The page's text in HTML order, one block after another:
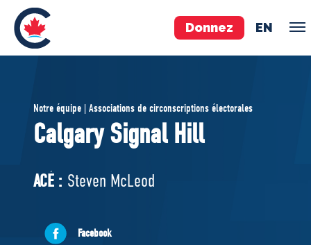
Donnez EN
ÉQUIPE
Pierre Poilievre
Vos députés conservateurs
Cabinet fantôme
Exécutif national
Notre équipe | Associations de circonscriptions électorales
Calgary Signal Hill
ACÉ : Steven McLeod
Facebook